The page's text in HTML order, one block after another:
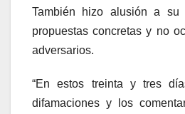
También hizo alusión a su
propuestas concretas y no
adversarios.
“En estos treinta y tres
difamaciones y los